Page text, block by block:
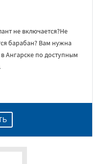
не включается?Не
барабан? Вам нужна
Ангарске по доступным